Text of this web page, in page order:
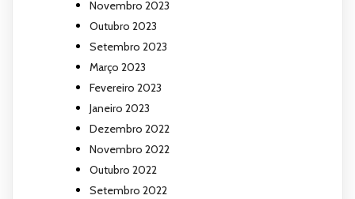
Novembro 2023
Outubro 2023
Setembro 2023
Março 2023
Fevereiro 2023
Janeiro 2023
Dezembro 2022
Novembro 2022
Outubro 2022
Setembro 2022